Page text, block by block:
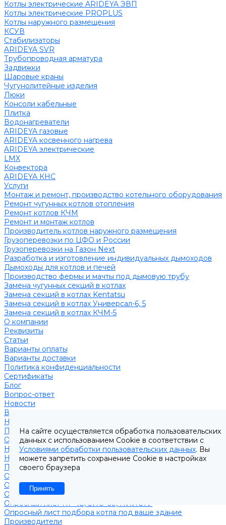
Котлы электрические ARIDEYA ЭВП
Котлы электрические PROPLUS
Котлы наружного размещения
КСУВ
Стабилизаторы
ARIDEYA SVR
Трубопроводная арматура
Задвижки
Шаровые краны
Чугунолитейные изделия
Люки
Консоли кабельные
Плитка
Водонагреватели
ARIDEYA газовые
ARIDEYA косвенного нагрева
ARIDEYA электрические
LMX
Конвектора
ARIDEYA КНС
Услуги
Монтаж и ремонт, производство котельного оборудования
Ремонт чугунных котлов отопления
Ремонт котлов КЧМ
Ремонт и монтаж котлов
Производитель котлов наружного размещения
Грузоперевозки по ЦФО и России
Грузоперевозки на Газон Next
Разработка и изготовление индивидуальных дымоходов
Дымоходы для котлов и печей
Производство фермы и мачты под дымовую трубу
Замена чугунных секций в котлах
Замена секций в котлах Kentatsu
Замена секций в котлах Универсал-6, 5
Замена секций в котлах КЧМ-5
О компании
Реквизиты
Статьи
Варианты оплаты
Варианты доставки
Политика конфиденциальности
Сертификаты
Блог
Вопрос-ответ
Новости
Видео
Наша Команда
Примеры поставок
Отзывы
На Яндексе
На Google
Подбор котла
Опросный лист уличные котлы
Опросный лист дымовая труба
Опросный лист пакет КЧМ
Опросный лист НР-18, ЗИО-60, НИИСТУ
Опросный лист подбора котла под ваше здание
Производители
На сайте осуществляется обработка пользовательских
данных с использованием Cookie в соответствии с
Условиями обработки пользовательских данных. Вы
можете запретить сохранение Cookie в настройках
своего браузера
Принять